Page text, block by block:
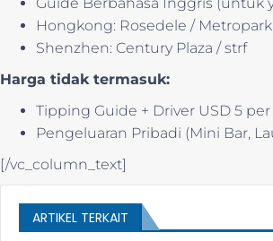
Hongkong: Rosedele /
Shenzhen: Century Plaza / strf
Harga tidak termasuk:
Tipping Guide + Driver USD 5
Pengeluaran Pribadi (Mini Bar,
[/vc_column_text]
ARTIKEL TERKAIT